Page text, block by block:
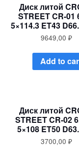
Диск литой
STREET CR-01
5×114.3 ET43
9649,00₽
Add to
Диск литой
STREET CR-02
5×108 ET50
3700,00₽